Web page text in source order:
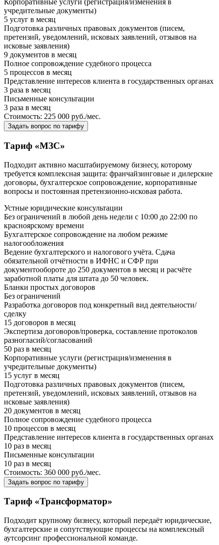
Корпоративные услуги (регистрация/изменения в
учредительные документы)
5 услуг в месяц
Подготовка различных правовых документов (писем,
претензий, уведомлений, исковых заявлений, отзывов на
исковые заявления)
9 документов в месяц
Полное сопровождение судебного процесса
5 процессов в месяц
Представление интересов клиента в государственных органах
3 раза в месяц
Письменные консультации
3 раза в месяц
Стоимость: 225 000 руб./мес.
Задать вопрос по тарифу
Тариф «МЗС»
Подходит активно масштабируемому бизнесу, которому
требуется комплексная защита: франчайзинговые и дилерские
договоры, бухгалтерское сопровождение, корпоративные
вопросы и постоянная претензионно-исковая работа.
Устные юридические консультации
Без ограничений в любой день недели с 10:00 до 22:00 по
красноярскому времени
Бухгалтерское сопровождение на любом режиме
налогообложения
Ведение бухгалтерского и налогового учёта. Сдача
обязательной отчётности в ИФНС и СФР при
документообороте до 250 документов в месяц и расчёте
заработной платы для штата до 50 человек.
Бланки простых договоров
Без ограничений
Разработка договоров под конкретный вид деятельности/
сделку
15 договоров в месяц
Экспертиза договоров/проверка, составление протоколов
разногласий/согласований
50 раз в месяц
Корпоративные услуги (регистрация/изменения в
учредительные документы)
15 услуг в месяц
Подготовка различных правовых документов (писем,
претензий, уведомлений, исковых заявлений, отзывов на
исковые заявления)
20 документов в месяц
Полное сопровождение судебного процесса
10 процессов в месяц
Представление интересов клиента в государственных органах
10 раз в месяц
Письменные консультации
10 раз в месяц
Стоимость: 360 000 руб./мес.
Задать вопрос по тарифу
Тариф «Трансформатор»
Подходит крупному бизнесу, который передаёт юридические,
бухгалтерские и сопутствующие процессы на комплексный
аутсорсинг профессиональной команде.